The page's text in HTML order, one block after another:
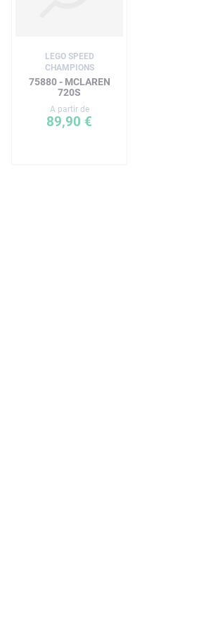
LEGO SPEED
CHAMPIONS
75880 - MCLAREN
720S
A partir de
89,90 €